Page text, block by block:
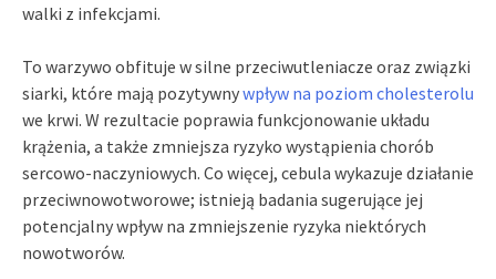
walki z infekcjami.
To warzywo obfituje w silne przeciwutleniacze oraz związki
siarki, które mają pozytywnywpływ na poziom cholesterolu
we krwi. W rezultacie poprawia funkcjonowanie układu
krążenia, a także zmniejsza ryzyko wystąpienia chorób
sercowo-naczyniowych. Co więcej, cebula wykazuje działanie
przeciwnowotworowe; istnieją badania sugerujące jej
potencjalny wpływ na zmniejszenie ryzyka niektórych
nowotworów.